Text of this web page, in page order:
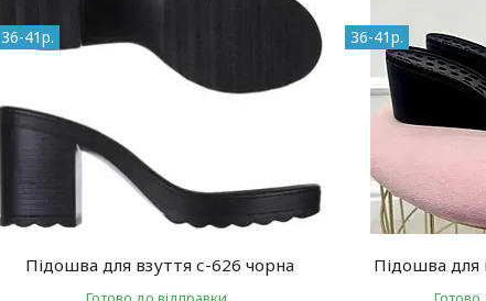
36-41р.
Підошва для взуття с-626 чорна
36-41р.
Підошва для